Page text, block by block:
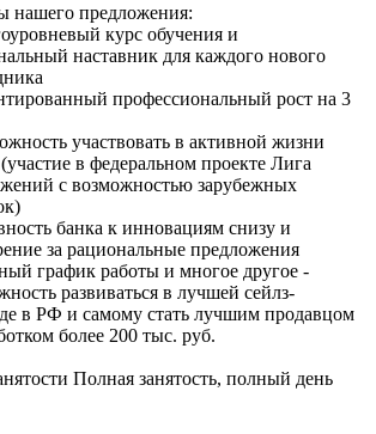
нашего предложения:
курс обучения и
наставник для каждого нового
профессиональный рост на 3
участвовать в активной жизни
в федеральном проекте Лига
с возможностью зарубежных
банка к инновациям снизу и
за рациональные предложения
график работы и многое другое -
развиваться в лучшей сейлз-
в РФ и самому стать лучшим продавцом
более 200 тыс. руб.
Полная занятость, полный день